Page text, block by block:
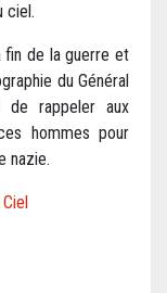
ciel.
fin de la guerre et
du Général
de rappeler aux
hommes pour
nazie.